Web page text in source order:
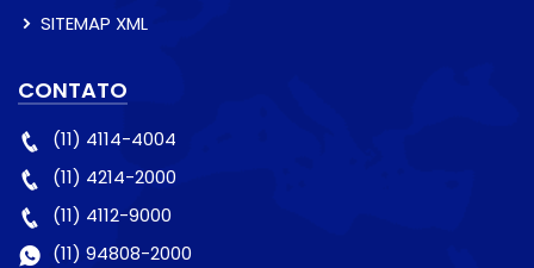
SITEMAP XML
CONTATO
(11) 4114-4004
(11) 4214-2000
(11) 4112-9000
(11) 94808-2000